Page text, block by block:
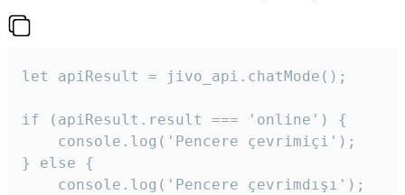
let apiResult = jivo_api.chatMode();
if (apiResult.result === 'online') {
    console.log('Pencere çevrimiçi');
} else {
    console.log('Pencere çevrimdışı');